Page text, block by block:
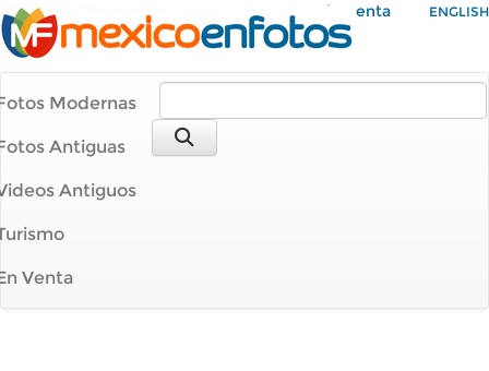
Mi Cuenta ENGLISH
Modernas
Antiguas
Antiguos
Venta